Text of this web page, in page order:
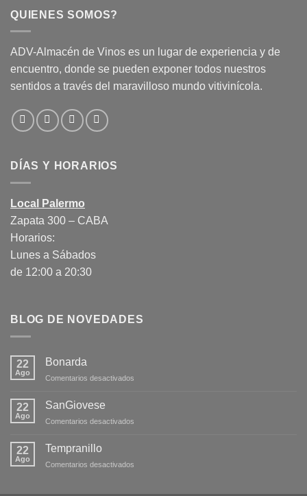
QUIENES SOMOS?
ADV-Almacén de Vinos es un lugar de experiencia y de
encuentro, donde se pueden exponer todos nuestros
sentidos a través del maravilloso mundo vitivinícola.
DÍAS Y HORARIOS
Local Palermo
Zapata 300 – CABA
Horarios:
Lunes a Sábados
de 12:00 a 20:30
BLOG DE NOVEDADES
22
Ago
Bonarda
Comentarios desactivados
22
Ago
SanGiovese
Comentarios desactivados
22
Ago
Tempranillo
Comentarios desactivados